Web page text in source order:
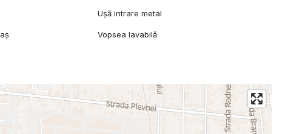
Ușă intrare metal
Vopsea lavabilă